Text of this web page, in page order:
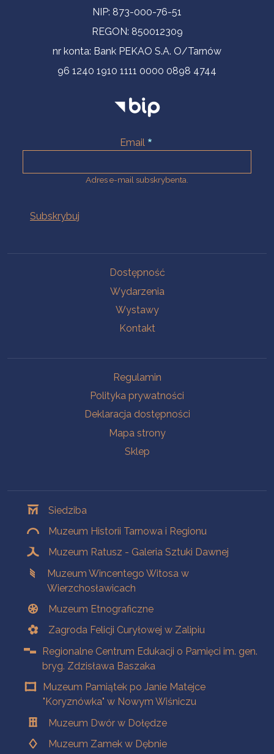
NIP: 873-000-76-51
REGON: 850012309
nr konta: Bank PEKAO S.A. O/Tarnów
96 1240 1910 1111 0000 0898 4744
Email
Adres e-mail subskrybenta.
Dostępność
Wydarzenia
Wystawy
Kontakt
Regulamin
Polityka prywatności
Deklaracja dostępności
Mapa strony
Sklep
Siedziba
Muzeum Historii Tarnowa i Regionu
Muzeum Ratusz - Galeria Sztuki Dawnej
Muzeum Wincentego Witosa w
Wierzchosławicach
Muzeum Etnograficzne
Zagroda Felicji Curyłowej w Zalipiu
Regionalne Centrum Edukacji o Pamięci im. gen.
bryg. Zdzisława Baszaka
Muzeum Pamiątek po Janie Matejce
"Koryznówka" w Nowym Wiśniczu
Muzeum Dwór w Dołędze
Muzeum Zamek w Dębnie